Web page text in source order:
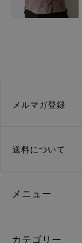
メルマガ登録
送料について
メニュー
カテゴリー